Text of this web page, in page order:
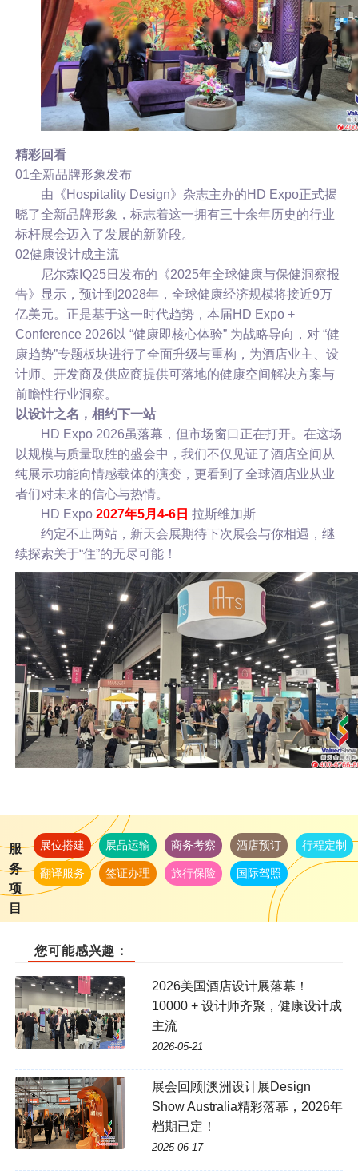
精彩回看
01全新品牌形象发布
由《Hospitality Design》杂志主办的HD Expo正式揭
晓了全新品牌形象，标志着这一拥有三十余年历史的行业
标杆展会迈入了发展的新阶段。
02健康设计成主流
尼尔森IQ25日发布的《2025年全球健康与保健洞察报
告》显示，预计到2028年，全球健康经济规模将接近9万
亿美元。 正是基于这一时代趋势，本届HD Expo +
Conference 2026以 “健康即核心体验” 为战略导向，对 “健
康趋势”专题板块进行了全面升级与重构，为酒店业主、设
计师、开发商及供应商提供可落地的健康空间解决方案与
前瞻性行业洞察。
以设计之名，相约下一站
HD Expo 2026虽落幕，但市场窗口正在打开。在这场
以规模与质量取胜的盛会中，我们不仅见证了酒店空间从
纯展示功能向情感载体的演变，更看到了全球酒店业从业
者们对未来的信心与热情。
HD Expo 2027年5月4-6日 拉斯维加斯
约定不止两站，新天会展期待下次展会与你相遇，继
续探索关于“住”的无尽可能！
服
务
项
目
展位搭建 展品运输 商务考察 酒店预订 行程定制
翻译服务 签证办理 旅行保险 国际驾照
您可能感兴趣：
2026美国酒店设计展落幕！
10000 + 设计师齐聚，健康设计成
主流
2026-05-21
展会回顾|澳洲设计展Design
Show Australia精彩落幕，2026年
档期已定！
2025-06-17